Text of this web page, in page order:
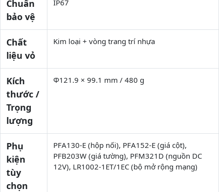
Chuẩn
bảo vệ
IP67
Chất
liệu vỏ
Kim loại + vòng trang trí nhựa
Kích
thước /
Trọng
lượng
Φ121.9 × 99.1 mm / 480 g
Phụ
kiện
tùy
chọn
PFA130-E (hộp nối), PFA152-E (giá cột),
PFB203W (giá tường), PFM321D (nguồn DC
12V), LR1002-1ET/1EC (bộ mở rộng mạng)